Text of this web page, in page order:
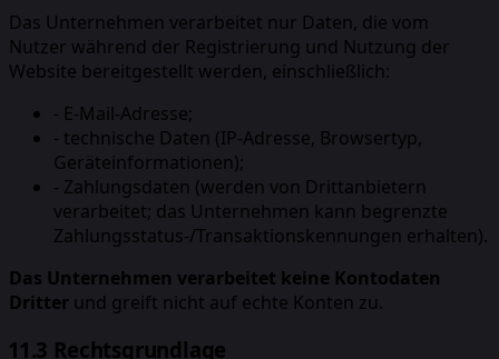
Das Unternehmen verarbeitet nur Daten, die vom
Nutzer während der Registrierung und Nutzung der
Website bereitgestellt werden, einschließlich:
- E-Mail-Adresse;
- technische Daten (IP-Adresse, Browsertyp,
Geräteinformationen);
- Zahlungsdaten (werden von Drittanbietern
verarbeitet; das Unternehmen kann begrenzte
Zahlungsstatus-/Transaktionskennungen erhalten).
Das Unternehmen verarbeitet keine Kontodaten
Dritter und greift nicht auf echte Konten zu.
11.3 Rechtsgrundlage